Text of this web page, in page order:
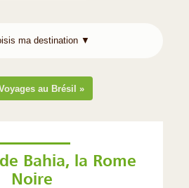
au Brésil »
Bahia, la Rome
Noire